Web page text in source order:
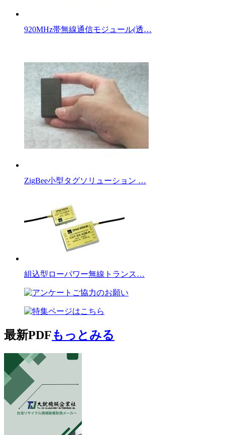
920MHz帯無線通信モジュール(透…
ZigBee小型タグソリューション …
組込型ローパワー無線トランス…
最新PDFもっとみる